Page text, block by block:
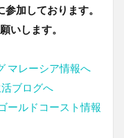
加しております。
いします。